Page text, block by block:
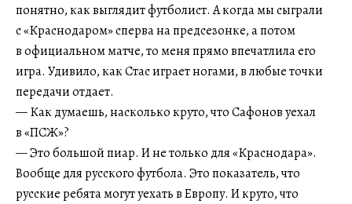
понятно, как выглядит футболист. А когда мы сыграли
с «Краснодаром» сперва на предсезонке, а потом
в официальном матче, то меня прямо впечатлила его
игра. Удивило, как Стас играет ногами, в любые точки
передачи отдает.
— Как думаешь, насколько круто, что Сафонов уехал
в «ПСЖ»?
— Это большой пиар. И не только для «Краснодара».
Вообще для русского футбола. Это показатель, что
русские ребята могут уехать в Европу. И круто, что